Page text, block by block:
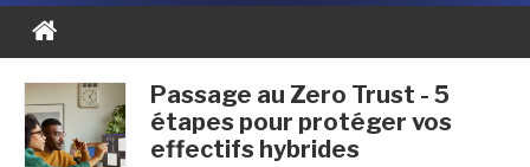
Passage au Zero Trust - 5
étapes pour protéger vos
effectifs hybrides